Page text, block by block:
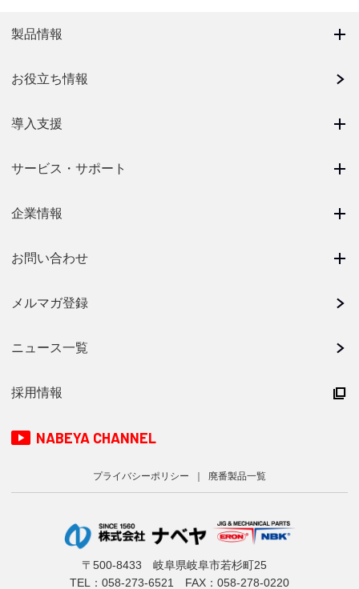
製品情報
お役立ち情報
導入支援
サービス・サポート
企業情報
お問い合わせ
メルマガ登録
ニュース一覧
採用情報
NABEYA CHANNEL
プライバシーポリシー 廃番製品一覧
〒500-8433 岐阜県岐阜市若杉町25
TEL： 058-273-6521 FAX：058-278-0220